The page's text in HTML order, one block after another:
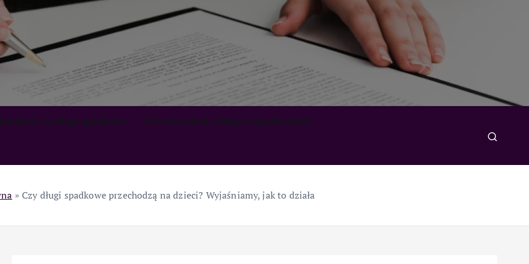
» Czy długi spadkowe przechodzą na dzieci? Wyjaśniamy, jak to działa